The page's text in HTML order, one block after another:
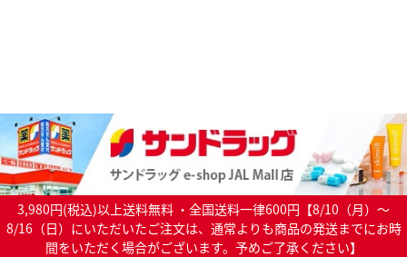
3,980円(税込)以上送料無料 ・全国送料一律600円【8/10（月）～
8/16（日）にいただいたご注文は、通常よりも商品の発送までにお時
間をいただく場合がございます。予めご了承ください】